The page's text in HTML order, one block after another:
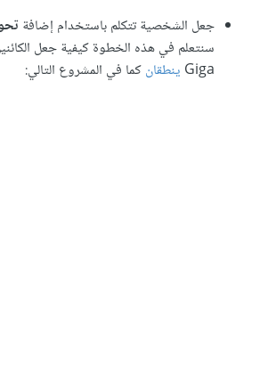
جعل الشخصية تتكلم باستخدام إضافةتحويل النص
ينطقانكما في المشروع التالي: